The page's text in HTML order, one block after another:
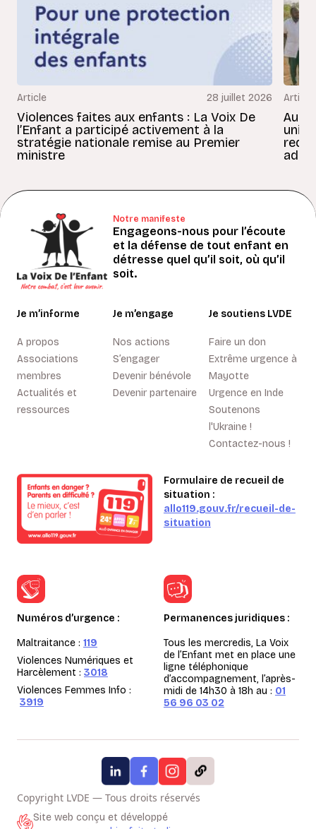
Article 28 juillet 2026
Violences faites aux enfants : La Voix De
l’Enfant a participé activement à la
stratégie nationale remise au Premier
ministre
Article
Au
Notre manifeste
Engageons-nous pour l’écoute
et la défense de tout enfant en
détresse quel qu’il soit, où qu’il
soit.
Je m’informe
A propos
Associations
membres
Actualités et
ressources
Je m’engage
Nos actions
S’engager
Devenir bénévole
Devenir partenaire
Je soutiens LVDE
Faire un don
Extrême urgence à
Mayotte
Urgence en Inde
Soutenons
l'Ukraine !
Contactez-nous !
Formulaire de recueil de
situation :
allo119.gouv.fr/recueil-de-
situation
Numéros d’urgence :
Maltraitance : 119
Violences Numériques et
Harcèlement : 3018
Violences Femmes Info :
3919
Permanences juridiques :
Tous les mercredis, La Voix
de l’Enfant met en place une
ligne téléphonique
d’accompagnement, l’après-
midi de 14h30 à 18h au : 01
56 96 03 02
Copyright LVDE — Tous droits réservés
Site web conçu et développé